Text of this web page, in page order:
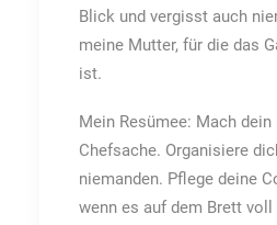
Blick und vergisst auch
meine Mutter, für die das
ist.
Mein Resümee: Mach
Chefsache. Organisiere
niemanden. Pflege deine
wenn es auf dem Brett